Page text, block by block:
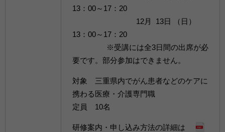
13：00～17：20
12月 13日 （日）
13：00～17：20
※受講には全3日間の出席が必
要です。部分参加はできません。
対象 三重県内でがん患者などのケアに
携わる医療・介護専門職
定員 10名
研修案内・申し込み方法の詳細は